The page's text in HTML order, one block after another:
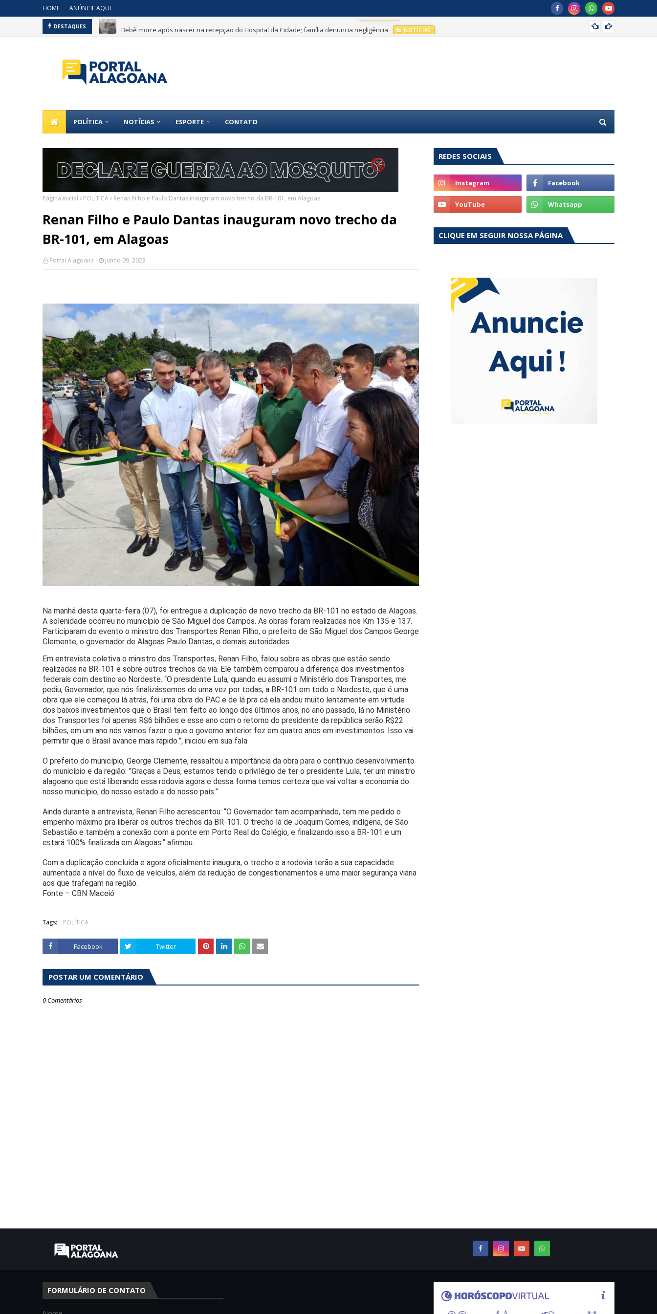
HOME ANÚNCIE AQUI
DESTAQUES Bebê morre após nascer na recepção do Hospital da Cidade; família denuncia negligência NOTÍCIAS
POLÍTICA NOTÍCIAS ESPORTE CONTATO
Página inicial POLÍTICA Renan Filho e Paulo Dantas inauguram novo trecho da BR-101, em Alagoas
Renan Filho e Paulo Dantas inauguram novo trecho da
BR-101, em Alagoas
Portal Alagoana Junho 09, 2023
Na manhã desta quarta-feira (07), foi entregue a duplicação de novo trecho da BR-101 no estado de Alagoas.
A solenidade ocorreu no município de São Miguel dos Campos. As obras foram realizadas nos Km 135 e 137.
Participaram do evento o ministro dos Transportes Renan Filho, o prefeito de São Miguel dos Campos George
Clemente, o governador de Alagoas Paulo Dantas, e demais autoridades.
Em entrevista coletiva o ministro dos Transportes, Renan Filho, falou sobre as obras que estão sendo
realizadas na BR-101 e sobre outros trechos da via. Ele também comparou a diferença dos investimentos
federais com destino ao Nordeste. “O presidente Lula, quando eu assumi o Ministério dos Transportes, me
pediu, Governador, que nós finalizássemos de uma vez por todas, a BR-101 em todo o Nordeste, que é uma
obra que ele começou lá atrás, foi uma obra do PAC e de lá pra cá ela andou muito lentamente em virtude
dos baixos investimentos que o Brasil tem feito ao longo dos últimos anos, no ano passado, lá no Ministério
dos Transportes foi apenas R$6 bilhões e esse ano com o retorno do presidente da república serão R$22
bilhões, em um ano nós vamos fazer o que o governo anterior fez em quatro anos em investimentos. Isso vai
permitir que o Brasil avance mais rápido.”, iniciou em sua fala.
O prefeito do município, George Clemente, ressaltou a importância da obra para o contínuo desenvolvimento
do município e da região: ”Graças a Deus, estamos tendo o privilégio de ter o presidente Lula, ter um ministro
alagoano que está liberando essa rodovia agora e dessa forma temos certeza que vai voltar a economia do
nosso município, do nosso estado e do nosso país.”
Ainda durante a entrevista, Renan Filho acrescentou: “O Governador tem acompanhado, tem me pedido o
empenho máximo pra liberar os outros trechos da BR-101. O trecho lá de Joaquim Gomes, indígena, de São
Sebastião e também a conexão com a ponte em Porto Real do Colégio, e finalizando isso a BR-101 e um
estará 100% finalizada em Alagoas.” afirmou.
Com a duplicação concluída e agora oficialmente inaugura, o trecho e a rodovia terão a sua capacidade
aumentada a nível do fluxo de veículos, além da redução de congestionamentos e uma maior segurança viária
aos que trafegam na região.
Fonte – CBN Maceió
Tags: POLÍTICA
Facebook Twitter
POSTAR UM COMENTÁRIO
0 Comentários
REDES SOCIAIS
CLIQUE EM SEGUIR NOSSA PÁGINA
FORMULÁRIO DE CONTATO